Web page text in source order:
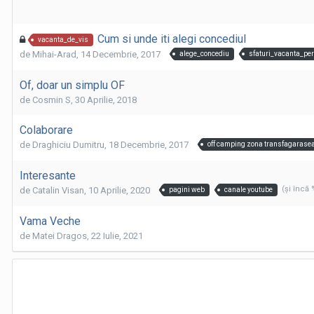
vacanta_de_vis Cum si unde iti alegi concediul
de Mihai-Arad , 14 Decembrie, 2017 alege_concediu
Of, doar un simplu OF
de Cosmin S, 30 Aprilie, 2018
Colaborare
de Draghiciu Dumitru, 18 Decembrie, 2017 off camping zona
Interesante
de Catalin Visan, 10 Aprilie, 2020 pagini web canale youtube (şi încă
Vama Veche
de Matei Dragos, 22 Iulie, 2021